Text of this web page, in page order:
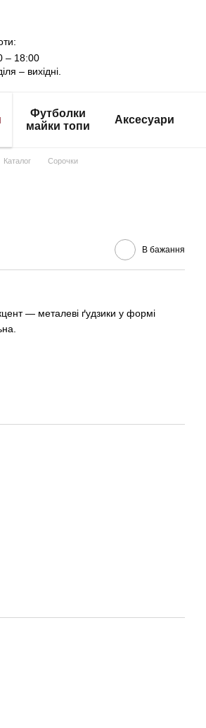
– 18:00
– вихідні.
Футболки
майки топи
Аксесуари
Каталог
Сорочки
В бажання
— металеві ґудзики у формі